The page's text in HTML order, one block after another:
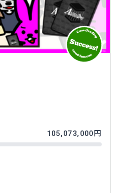
105,073,000円